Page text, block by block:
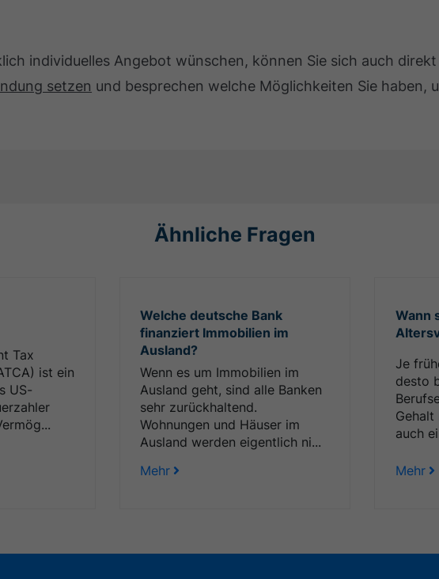
individuelles Angebot wünschen, können Sie sich auch direkt
setzen und besprechen welche Möglichkeiten Sie haben,
Ähnliche Fragen
Tax
ist ein
US-
Welche deutsche Bank
finanziert Immobilien im
Ausland?
Wenn es um Immobilien im
Ausland geht, sind alle Banken
sehr zurückhaltend.
Wohnungen und Häuser im
Ausland werden eigentlich ni...
Mehr
Wann
Je
desto
auch
Mehr